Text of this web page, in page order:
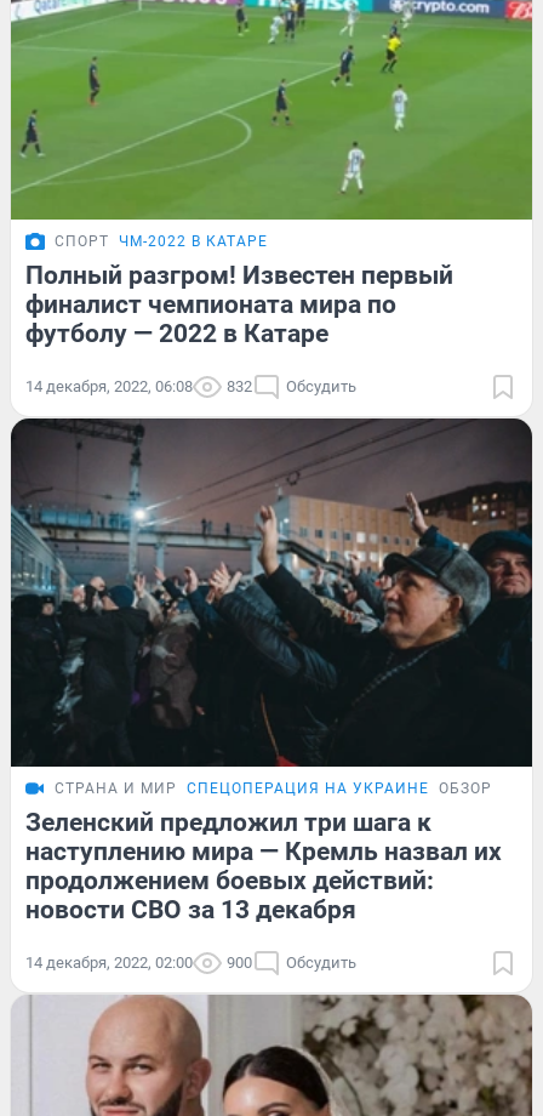
СПОРТ ЧМ-2022 В КАТАРЕ
Полный разгром! Известен первый
финалист чемпионата мира по
футболу — 2022 в Катаре
14 декабря, 2022, 06:08 832 Обсудить
СТРАНА И МИР СПЕЦОПЕРАЦИЯ НА УКРАИНЕ ОБЗОР
Зеленский предложил три шага к
наступлению мира — Кремль назвал их
продолжением боевых действий:
новости СВО за 13 декабря
14 декабря, 2022, 02:00 900 Обсудить